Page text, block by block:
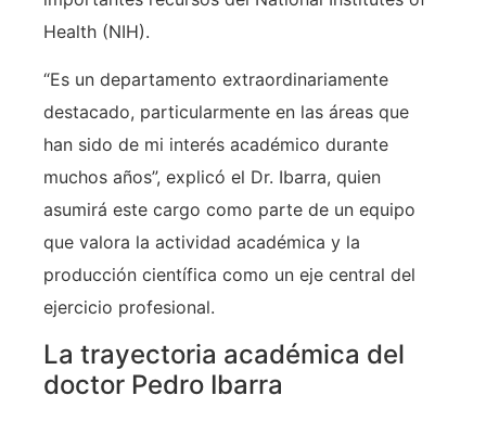
Health (NIH).
“Es un departamento extraordinariamente
destacado, particularmente en las áreas que
han sido de mi interés académico durante
muchos años”, explicó el Dr. Ibarra, quien
asumirá este cargo como parte de un equipo
que valora la actividad académica y la
producción científica como un eje central del
ejercicio profesional.
La trayectoria académica del
doctor Pedro Ibarra